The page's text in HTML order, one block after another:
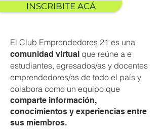
INSCRIBITE ACÁ
El Club Emprendedores 21 es una
comunidad virtual que reúne a e
estudiantes, egresados/as y docentes
emprendedores/as de todo el país y
colabora como un equipo que
comparte información,
conocimientos y experiencias entre
sus miembros.